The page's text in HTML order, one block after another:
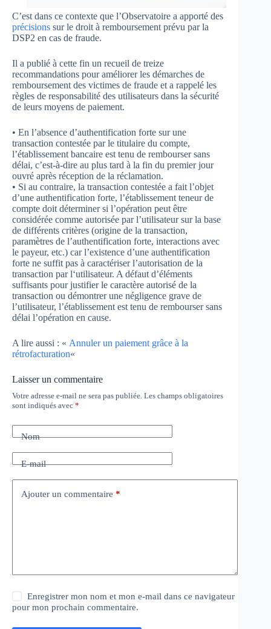
C’est dans ce contexte que l’Observatoire a apporté des
précisions sur le droit à remboursement prévu par la
DSP2 en cas de fraude.
Il a publié à cette fin un recueil de treize
recommandations pour améliorer les démarches de
remboursement des victimes de fraude et a rappelé les
règles de responsabilité des utilisateurs dans la sécurité
de leurs moyens de paiement.
• En l’absence d’authentification forte sur une
transaction contestée par le titulaire du compte,
l’établissement bancaire est tenu de rembourser sans
délai, c’est-à-dire au plus tard à la fin du premier jour
ouvré après réception de la réclamation.
• Si au contraire, la transaction contestée a fait l’objet
d’une authentification forte, l’établissement teneur de
compte doit déterminer si l’opération peut être
considérée comme autorisée par l’utilisateur sur la base
de différents critères (origine de la transaction,
paramètres de l’authentification forte, interactions avec
le payeur, etc.) car l’existence d’une authentification
forte ne suffit pas à caractériser l’autorisation de la
transaction par l‘utilisateur. A défaut d’éléments
suffisants pour justifier le caractère autorisé de la
transaction ou démontrer une négligence grave de
l’utilisateur, l’établissement est tenu de rembourser sans
délai l’opération en cause.
A lire aussi : « Annuler un paiement grâce à la
rétrofacturation«
Laisser un commentaire
Votre adresse e-mail ne sera pas publiée. Les champs obligatoires
sont indiqués avec *
Nom
E-mail
Ajouter un commentaire *
Enregistrer mon nom et mon e-mail dans ce navigateur
pour mon prochain commentaire.